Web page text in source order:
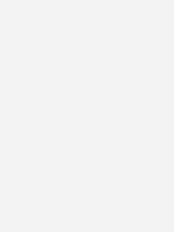
dem Klima, wenn